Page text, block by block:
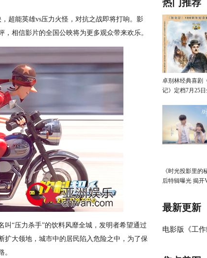
能英雄vs压力火怪，对抗之战即将打响。影
相信影片的全国公映将为更多观众带来欢乐。
“压力杀手”的饮料风靡全城，发明者希望通过
扩大领地，城市中的居民陷入危险之中，为了保
。
热门推荐
卓别林经典喜剧
记》定档7月25
《时光投影里的
后特辑曝光 揭开
最新更新
电影版《工